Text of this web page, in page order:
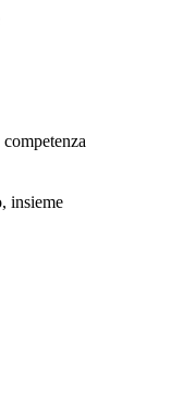
insieme